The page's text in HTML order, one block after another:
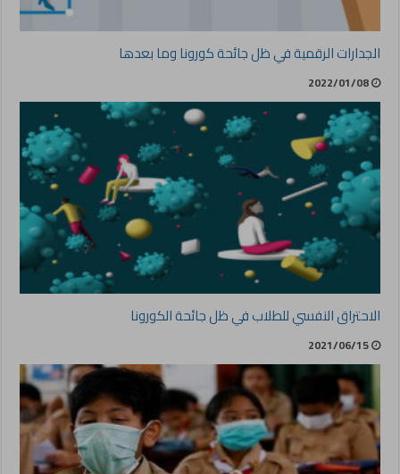
الجدارات الرقمية في ظل جائحة كورونا وما بعدها
2022/01/08
الاحتراق النفسي للطلاب في ظل جائحة الكورونا
2021/06/15